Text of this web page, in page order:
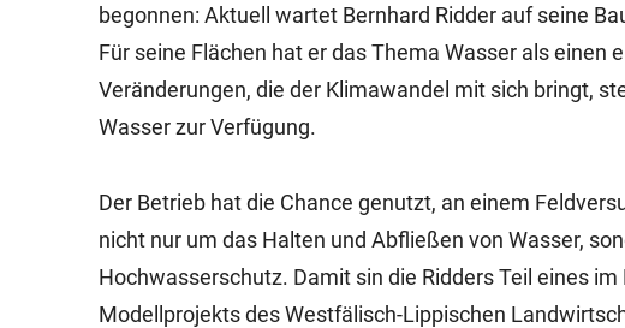
begonnen: Aktuell wartet Bernhard Ridder auf seine
Für seine Flächen hat er das Thema Wasser als
Veränderungen, die der Klimawandel mit sich bringt,
Wasser zur Verfügung.
Der Betrieb hat die Chance genutzt, an einem
nicht nur um das Halten und Abfließen von Wasser,
Hochwasserschutz. Damit sin die Ridders Teil eines
Modellprojekts des Westfälisch-Lippischen